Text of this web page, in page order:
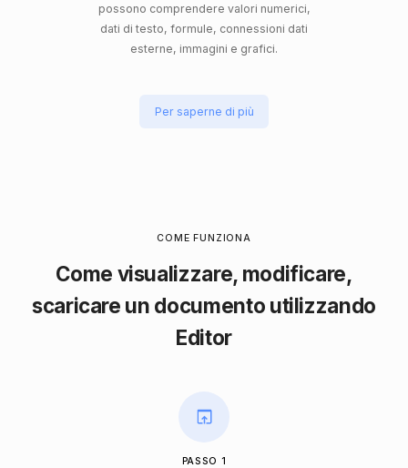
possono comprendere valori numerici,
dati di testo, formule, connessioni dati
esterne, immagini e grafici.
Per saperne di più
COME FUNZIONA
Come visualizzare, modificare,
scaricare un documento utilizzando
Editor
PASSO 1